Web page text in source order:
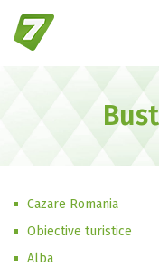
Cazare Romania
Obiective turistice
Alba